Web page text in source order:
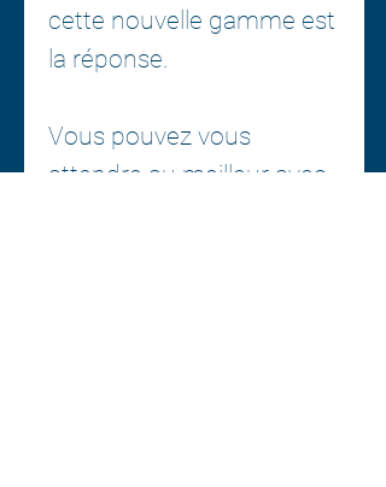
cette nouvelle gamme est
la réponse.
Vous pouvez vous
attendre au meilleur avec